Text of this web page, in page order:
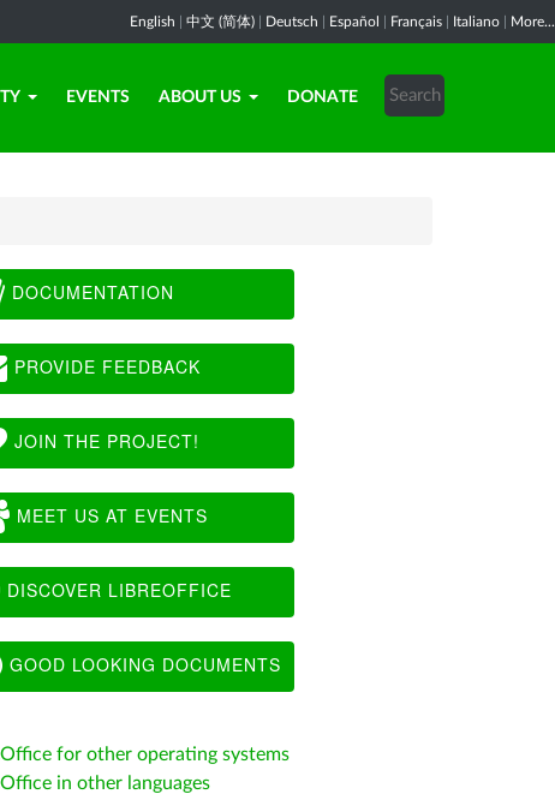
English 中文 (简体) Deutsch Español Français Italiano More...
EVENTS ABOUT US DONATE
DOCUMENTATION
PROVIDE FEEDBACK
JOIN THE PROJECT!
MEET US AT EVENTS
DISCOVER LIBREOFFICE
GOOD LOOKING DOCUMENTS
for other operating systems
in other languages